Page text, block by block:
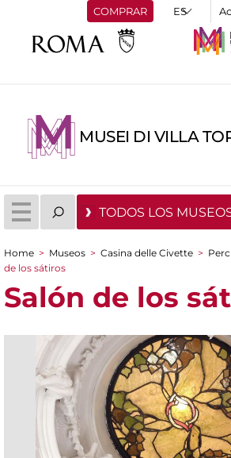
COMPRAR
MUSEI DI VILLA
TODOS LOS
You are here
Home > Museos > Casina delle Civette >
de los sátiros
Salón de los